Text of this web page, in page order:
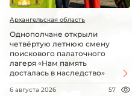
Архангельская область
Однополчане открыли
четвёртую летнюю смену
поискового палаточного
лагеря «Нам память
досталась в наследство»
6 августа 2026 57